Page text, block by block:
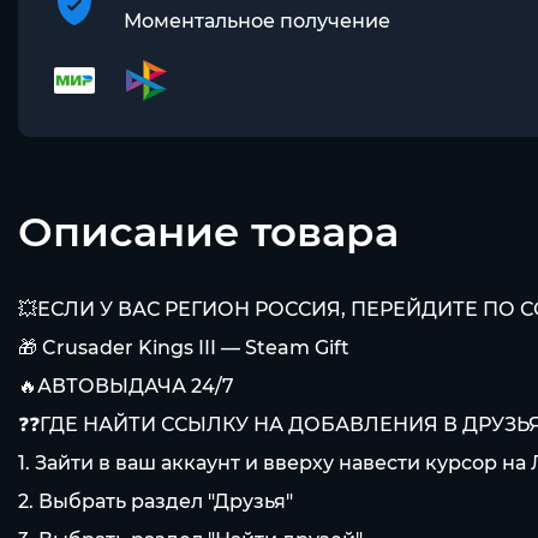
Моментальное получение
Описание товара
💥ЕСЛИ У ВАС РЕГИОН РОССИЯ, ПЕРЕЙДИТЕ ПО
🎁 Crusader Kings III — Steam Gift
🔥АВТОВЫДАЧА 24/7
❓❓ГДЕ НАЙТИ ССЫЛКУ НА ДОБАВЛЕНИЯ В
1. Зайти в ваш аккаунт и вверху навести курсор на
2. Выбрать раздел "Друзья"